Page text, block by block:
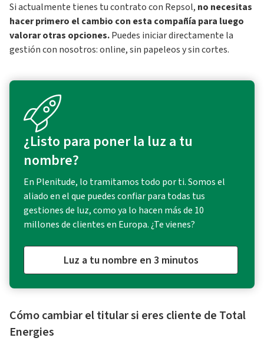
Si actualmente tienes tu contrato con Repsol, no necesitas
hacer primero el cambio con esta compañía para luego
valorar otras opciones.Puedes iniciar directamente la
gestión con nosotros: online, sin papeleos y sin cortes.
¿Listo para poner la luz a tu
nombre?
En Plenitude, lo tramitamos todo por ti. Somos el
aliado en el que puedes confiar para todas tus
gestiones de luz, como ya lo hacen más de 10
millones de clientes en Europa. ¿Te vienes?
Luz a tu nombre en 3 minutos
Cómo cambiar el titular si eres cliente de Total
Energies